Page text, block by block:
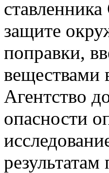
защите
поправки,
веществами
Агентство
опасности